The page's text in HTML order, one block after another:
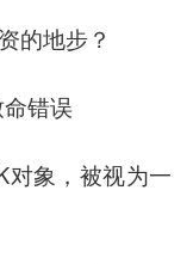
的地步？
错误
对象，被视为一